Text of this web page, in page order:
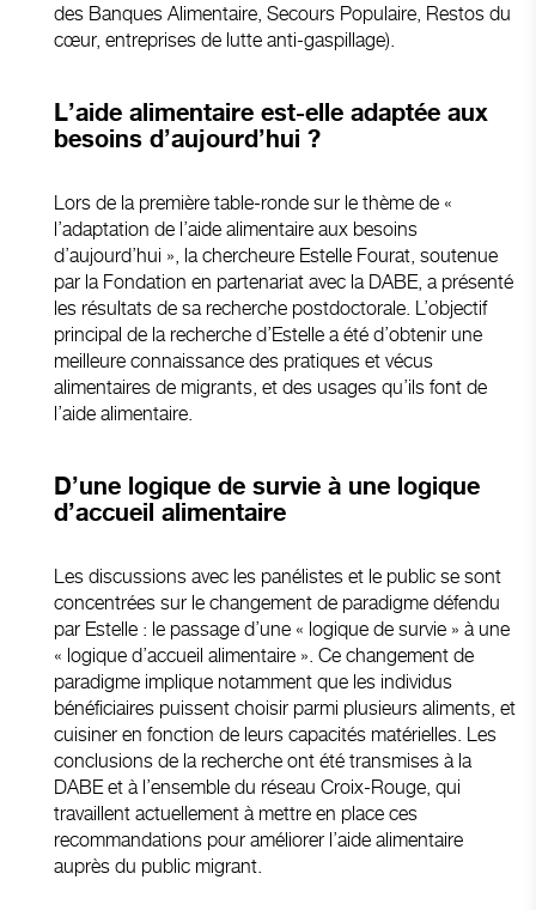
des Banques Alimentaire, Secours Populaire, Restos du
cœur, entreprises de lutte anti-gaspillage).
L’aide alimentaire est-elle adaptée aux
besoins d’aujourd’hui ?
Lors de la première table-ronde sur le thème de «
l’adaptation de l’aide alimentaire aux besoins
d’aujourd’hui », la chercheure Estelle Fourat, soutenue
par la Fondation en partenariat avec la DABE, a présenté
les résultats de sa recherche postdoctorale. L’objectif
principal de la recherche d’Estelle a été d’obtenir une
meilleure connaissance des pratiques et vécus
alimentaires de migrants, et des usages qu’ils font de
l’aide alimentaire.
D’une logique de survie à une logique
d’accueil alimentaire
Les discussions avec les panélistes et le public se sont
concentrées sur le changement de paradigme défendu
par Estelle : le passage d’une « logique de survie » à une
« logique d’accueil alimentaire ». Ce changement de
paradigme implique notamment que les individus
bénéficiaires puissent choisir parmi plusieurs aliments, et
cuisiner en fonction de leurs capacités matérielles. Les
conclusions de la recherche ont été transmises à la
DABE et à l’ensemble du réseau Croix-Rouge, qui
travaillent actuellement à mettre en place ces
recommandations pour améliorer l’aide alimentaire
auprès du public migrant.